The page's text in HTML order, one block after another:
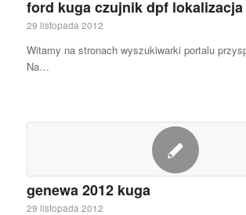
ford kuga czujnik dpf lokalizacja
29 listopada 2012
Witamy na stronach wyszukiwarki portalu
Na…
genewa 2012 kuga
29 listopada 2012